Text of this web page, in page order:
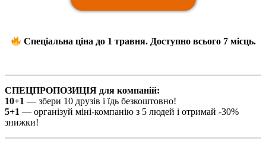
Спеціальна ціна до 1 травня. Доступно всього 7 місць.
СПЕЦПРОПОЗИЦІЯ для компаній:
10+1 — збери 10 друзів і їдь безкоштовно!
5+1 — організуй міні-компанію з 5 людей і отримай -30%
знижки!